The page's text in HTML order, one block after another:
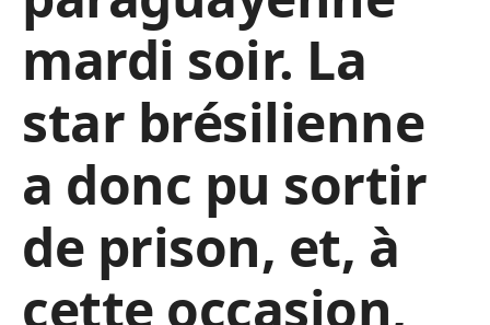
mardi soir. La
star brésilienne
a donc pu sortir
de prison, et, à
cette occasion,